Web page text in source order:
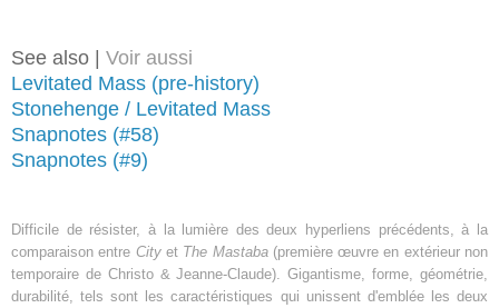
See also | Voir aussi
Levitated Mass (pre-history)
Stonehenge / Levitated Mass
Snapnotes (#58)
Snapnotes (#9)
Difficile de résister, à la lumière des deux hyperliens précédents, à la
comparaisonentre City et The Mastaba(première œuvre en extérieur non
temporaire de Christo & Jeanne-Claude). Gigantisme, forme, géométrie,
durabilité, tels sont les caractéristiques qui unissentd'emblée les deux